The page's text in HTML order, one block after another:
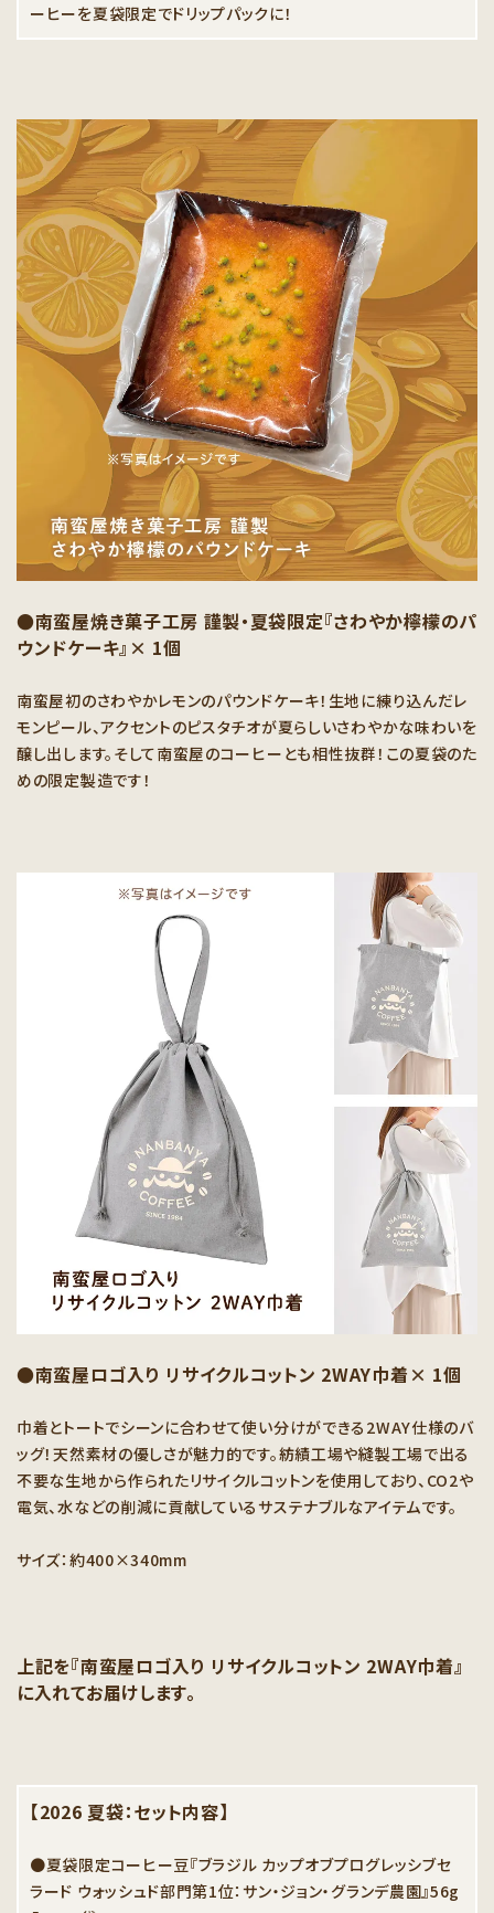
ーヒーを夏袋限定でドリップパックに！
●南蛮屋焼き菓子工房 謹製・夏袋限定『さわやか檸檬のパ
ウンドケーキ』× 1個
南蛮屋初のさわやかレモンのパウンドケーキ！生地に練り込んだレ
モンピール、アクセントのピスタチオが夏らしいさわやかな味わいを
醸し出します。そして南蛮屋のコーヒーとも相性抜群！この夏袋のた
めの限定製造です！
●南蛮屋ロゴ入り リサイクルコットン 2WAY巾着× 1個
巾着とトートでシーンに合わせて使い分けができる2WAY仕様のバ
ッグ！天然素材の優しさが魅力的です。紡績工場や縫製工場で出る
不要な生地から作られたリサイクルコットンを使用しており、CO2や
電気、水などの削減に貢献しているサステナブルなアイテムです。
サイズ：約400×340mm
上記を『南蛮屋ロゴ入り リサイクルコットン 2WAY巾着』
に入れてお届けします。
【2026 夏袋：セット内容】
●夏袋限定コーヒー豆『ブラジル カップオブプログレッシブセ
ラード ウォッシュド部門第1位：サン・ジョン・グランデ農園』56g